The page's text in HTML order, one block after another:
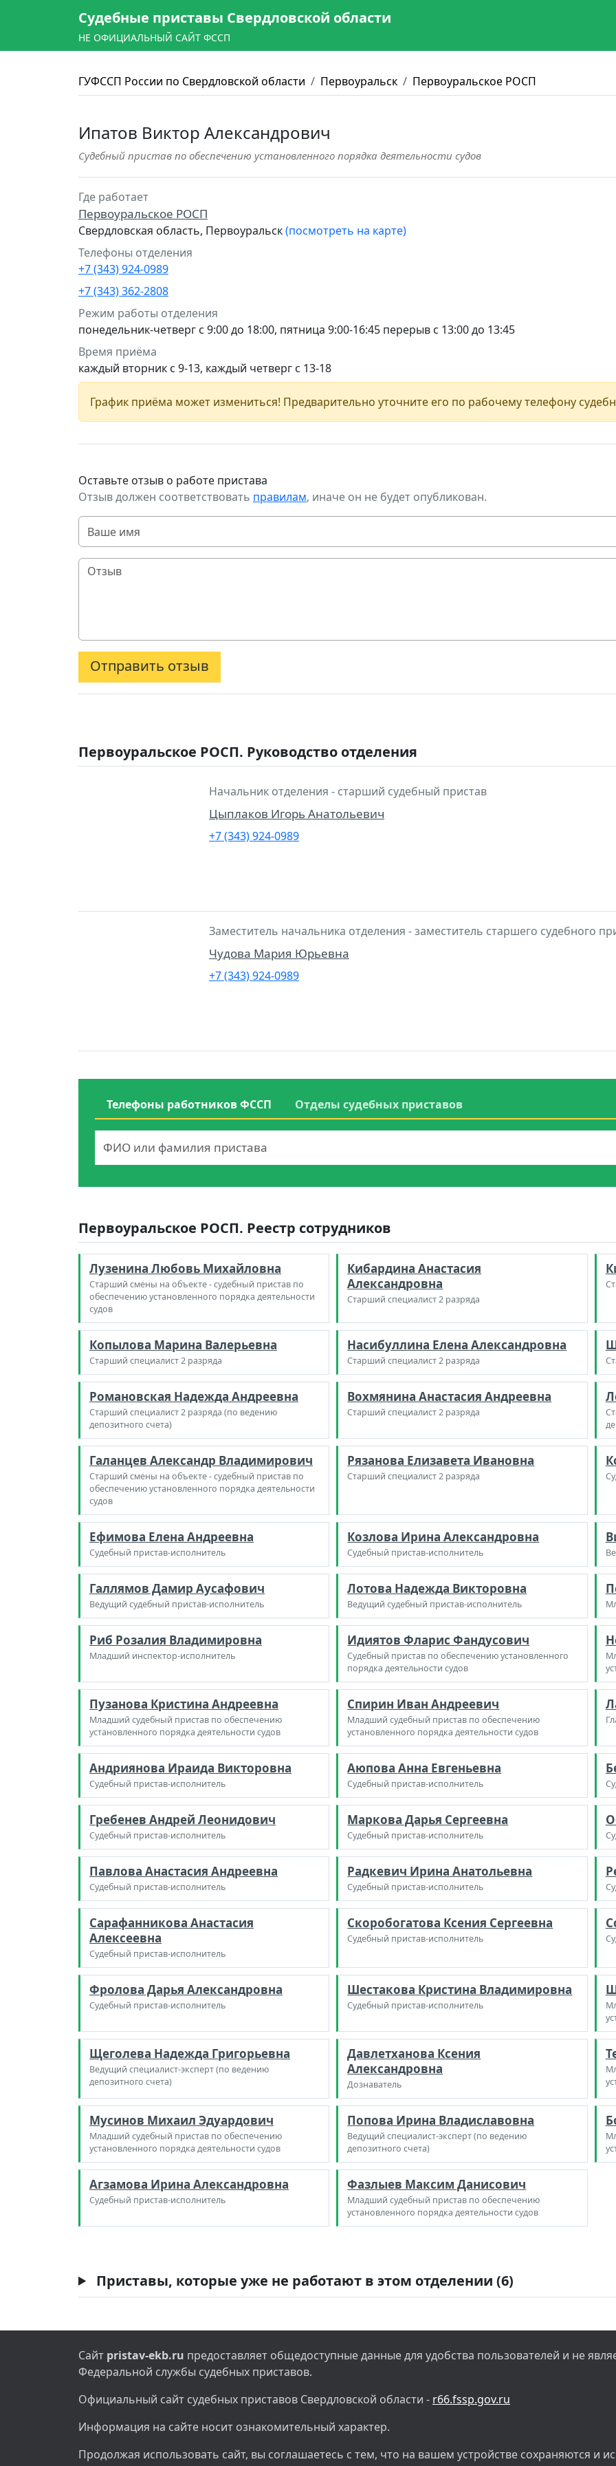
Судебные приставы Свердловской области
НЕ ОФИЦИАЛЬНЫЙ САЙТ ФССП
ГУФССП России по Свердловской области Первоуральск Первоуральское РОСП
Ипатов Виктор Александрович
Судебный пристав по обеспечению установленного порядка деятельности судов
Где работает
Первоуральское РОСП
Свердловская область, Первоуральск(посмотреть на карте)
Телефоны отделения
+7 (343) 924-0989
+7 (343) 362-2808
Режим работы отделения
понедельник-четверг с 9:00 до 18:00, пятница 9:00-16:45 перерыв с 13:00 до 13:45
Время приёма
каждый вторник с 9-13, каждый четверг с 13-18
График приёма может измениться! Предварительно уточните его по рабочему телефону
Оставьте отзыв о работе пристава
Отзыв должен соответствовать правилам, иначе он не будет опубликован.
Отправить отзыв
Первоуральское РОСП. Руководство отделения
Начальник отделения - старший судебный пристав
Цыплаков Игорь Анатольевич
+7 (343) 924-0989
Заместитель начальника отделения - заместитель старшего судебного
Чудова Мария Юрьевна
+7 (343) 924-0989
Телефоны работников ФССП Отделы судебных приставов
Первоуральское РОСП. Реестр сотрудников
Лузенина Любовь Михайловна
Старший смены на объекте - судебный пристав по
обеспечению установленного порядка деятельности
судов
Кибардина Анастасия
Александровна
Старший специалист 2 разряда
Копылова Марина Валерьевна
Старший специалист 2 разряда
Насибуллина Елена Александровна
Старший специалист 2 разряда
Романовская Надежда Андреевна
Старший специалист 2 разряда (по ведению
депозитного счета)
Вохмянина Анастасия Андреевна
Старший специалист 2 разряда
Галанцев Александр Владимирович
Старший смены на объекте - судебный пристав по
обеспечению установленного порядка деятельности
судов
Рязанова Елизавета Ивановна
Старший специалист 2 разряда
Ефимова Елена Андреевна
Судебный пристав-исполнитель
Козлова Ирина Александровна
Судебный пристав-исполнитель
Галлямов Дамир Аусафович
Ведущий судебный пристав-исполнитель
Лотова Надежда Викторовна
Ведущий судебный пристав-исполнитель
Риб Розалия Владимировна
Младший инспектор-исполнитель
Идиятов Фларис Фандусович
Судебный пристав по обеспечению установленного
порядка деятельности судов
Пузанова Кристина Андреевна
Младший судебный пристав по обеспечению
установленного порядка деятельности судов
Спирин Иван Андреевич
Младший судебный пристав по обеспечению
установленного порядка деятельности судов
Андриянова Ираида Викторовна
Судебный пристав-исполнитель
Аюпова Анна Евгеньевна
Судебный пристав-исполнитель
Гребенев Андрей Леонидович
Судебный пристав-исполнитель
Маркова Дарья Сергеевна
Судебный пристав-исполнитель
Павлова Анастасия Андреевна
Судебный пристав-исполнитель
Радкевич Ирина Анатольевна
Судебный пристав-исполнитель
Сарафанникова Анастасия
Алексеевна
Судебный пристав-исполнитель
Скоробогатова Ксения Сергеевна
Судебный пристав-исполнитель
Фролова Дарья Александровна
Судебный пристав-исполнитель
Шестакова Кристина Владимировна
Судебный пристав-исполнитель
Щеголева Надежда Григорьевна
Ведущий специалист-эксперт (по ведению
депозитного счета)
Давлетханова Ксения
Александровна
Дознаватель
Мусинов Михаил Эдуардович
Младший судебный пристав по обеспечению
установленного порядка деятельности судов
Попова Ирина Владиславовна
Ведущий специалист-эксперт (по ведению
депозитного счета)
Агзамова Ирина Александровна
Судебный пристав-исполнитель
Фазлыев Максим Данисович
Младший судебный пристав по обеспечению
установленного порядка деятельности судов
Приставы, которые уже не работают в этом отделении (6)
Сайт pristav-ekb.ru предоставляет общедоступные данные для удобства пользователей и не
Федеральной службы судебных приставов.
Официальный сайт судебных приставов Свердловской области - r66.fssp.gov.ru
Информация на сайте носит ознакомительный характер.
Продолжая использовать сайт, вы соглашаетесь с тем, что на вашем устройстве сохраняются и